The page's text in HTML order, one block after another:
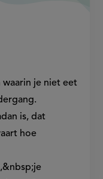
waarin je niet eet
is, dat
hoe